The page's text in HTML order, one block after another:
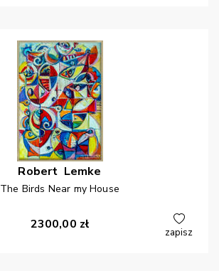
Robert Lemke
The Birds Near my House
2300,00 zł
zapisz